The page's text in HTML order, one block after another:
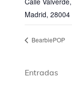
Madrid, 28004
BearbiePOP
Entradas